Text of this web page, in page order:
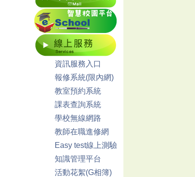
資訊服務入口
報修系統(限內網)
教室預約系統
課表查詢系統
學校無線網路
教師在職進修網
Easy test線上測驗
知識管理平台
活動花絮(G相簿)